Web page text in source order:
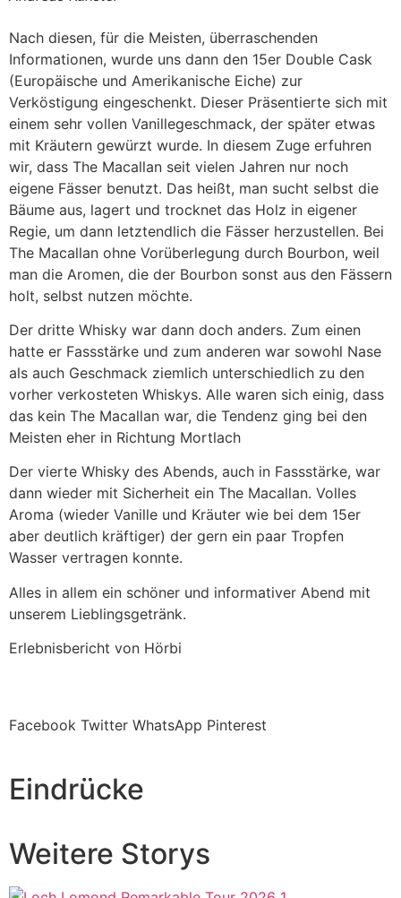
Nach diesen, für die Meisten, überraschenden
Informationen, wurde uns dann den 15er Double Cask
(Europäische und Amerikanische Eiche) zur
Verköstigung eingeschenkt. Dieser Präsentierte sich mit
einem sehr vollen Vanillegeschmack, der später etwas
mit Kräutern gewürzt wurde. In diesem Zuge erfuhren
wir, dass The Macallan seit vielen Jahren nur noch
eigene Fässer benutzt. Das heißt, man sucht selbst die
Bäume aus, lagert und trocknet das Holz in eigener
Regie, um dann letztendlich die Fässer herzustellen. Bei
The Macallan ohne Vorüberlegung durch Bourbon, weil
man die Aromen, die der Bourbon sonst aus den Fässern
holt, selbst nutzen möchte.
Der dritte Whisky war dann doch anders. Zum einen
hatte er Fassstärke und zum anderen war sowohl Nase
als auch Geschmack ziemlich unterschiedlich zu den
vorher verkosteten Whiskys. Alle waren sich einig, dass
das kein The Macallan war, die Tendenz ging bei den
Meisten eher in Richtung Mortlach
Der vierte Whisky des Abends, auch in Fassstärke, war
dann wieder mit Sicherheit ein The Macallan. Volles
Aroma (wieder Vanille und Kräuter wie bei dem 15er
aber deutlich kräftiger) der gern ein paar Tropfen
Wasser vertragen konnte.
Alles in allem ein schöner und informativer Abend mit
unserem Lieblingsgetränk.
Erlebnisbericht von Hörbi
Facebook Twitter WhatsApp Pinterest
Eindrücke
Weitere Storys